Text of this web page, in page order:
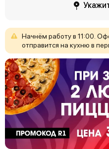
Начнём работув 11:00.
отправится на кухню в